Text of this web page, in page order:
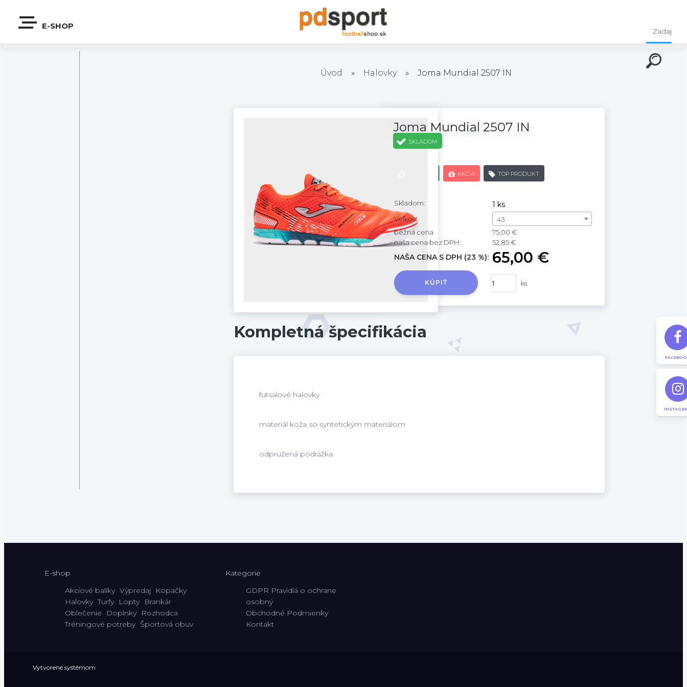
E-SHOP
Úvod » Halovky » Joma Mundial 2507 IN
Joma Mundial 2507 IN
SKLADOM
AKCIA TOP PRODUKT
Skladom: 1 ks
Veľkosť
43
bežná cena
75,00 €
naša cena bez DPH :
52,85 €
NAŠA CENA S DPH (23 %): 65,00 €
ks
KÚPIŤ
Kompletná špecifikácia
futsalové halovky
materiál koža so syntetickým materiálom
odpružená podrážka
E-shop
Akciové balíky Výpredaj
Kopačky
Halovky Turfy Lopty
Brankár
Oblečenie
Doplnky
Rozhodca
Tréningové potreby Športová obuv
Kategorie
GDPR Pravidlá o ochrane
osobný
Obchodné Podmienky
Kontakt
Vytvorené systémom